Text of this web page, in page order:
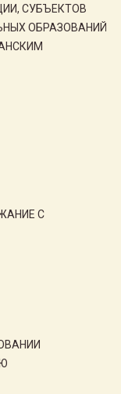
СУБЪЕКТОВ
ОБРАЗОВАНИЙ
С